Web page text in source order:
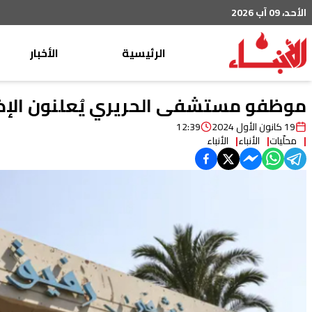
الأحد، 09 آب 2026
الرئيسية
الأخبار
محليات
عربي دولي
خاص
ثقافة ومجتمع
منوعات
موظفو مستشفى الحريري يُعلنون
19 كانون الأول 2024 12:39
محلّيات الأنباء الأنباء